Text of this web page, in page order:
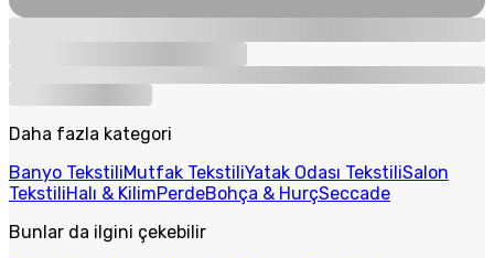
Daha fazla kategori
Banyo TekstiliMutfak TekstiliYatak Odası TekstiliSalon
TekstiliHalı & KilimPerdeBohça & HurçSeccade
Bunlar da ilgini çekebilir